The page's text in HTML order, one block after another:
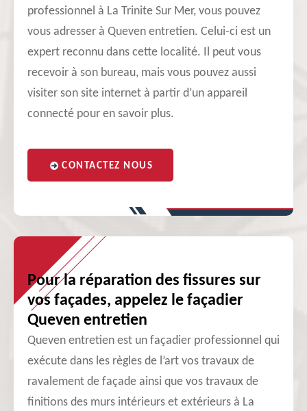
professionnel à La Trinite Sur Mer, vous pouvez
vous adresser à Queven entretien. Celui-ci est un
expert reconnu dans cette localité. Il peut vous
recevoir à son bureau, mais vous pouvez aussi
visiter son site internet à partir d’un appareil
connecté pour en savoir plus.
CONTACTEZ NOUS
Pour la réparation des fissures sur
vos façades, appelez le façadier
Queven entretien
Queven entretien est un façadier professionnel qui
exécute dans les règles de l’art vos travaux de
ravalement de façade ainsi que vos travaux de
finitions des murs intérieurs et extérieurs à La